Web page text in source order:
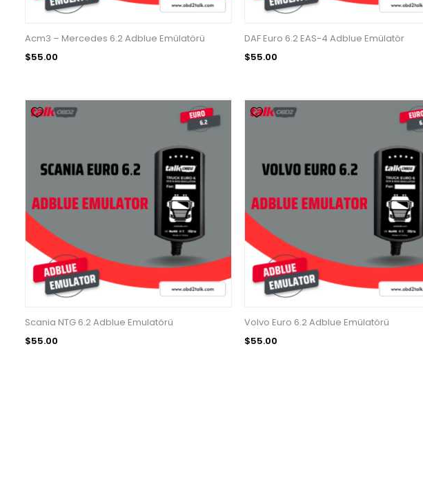
Acm3 – Mercedes 6.2 Adblue Emülatörü
$55.00
DAF Euro 6.2 EAS-4 Adblue Emülatör
$55.00
Scania NTG 6.2 Adblue Emulatörü
$55.00
Volvo Euro 6.2 Adblue Emülatörü
$55.00